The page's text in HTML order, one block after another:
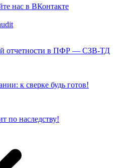
нас в ВКонтакте
отчетности в ПФР — СЗВ-ТД
к сверке будь готов!
по наследству!